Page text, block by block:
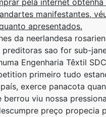
pela internet obtenha
manifestantes,
apresentados.
da neerlandesa
preditoras sao for sub-
Engenharia Têxtil
primeiro tudo
exerce panacota
berrou viu nossa
preço propecia